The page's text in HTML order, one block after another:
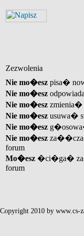
Zezwolenia
Nie mo�esz pisa�
Nie mo�esz
Nie mo�esz zmienia�
Nie mo�esz usuwa�
Nie mo�esz
Nie mo�esz
forum
Mo�esz �ci�ga�
forum
Copyright 2010 by www.cs-